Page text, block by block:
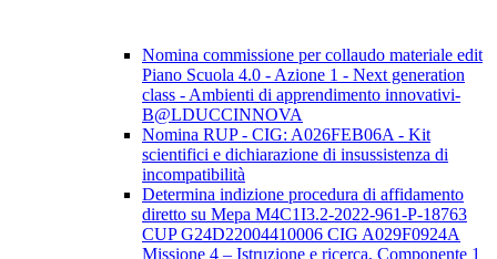
Nomina commissione per collaudo materiale edit
Piano Scuola 4.0 - Azione 1 - Next generation
class - Ambienti di apprendimento innovativi-
B@LDUCCINNOVA
Nomina RUP - CIG: A026FEB06A - Kit
scientifici e dichiarazione di insussistenza di
incompatibilità
Determina indizione procedura di affidamento
diretto su Mepa M4C1I3.2-2022-961-P-18763
CUP G24D22004410006 CIG A029F0924A
Missione 4 – Istruzione e ricerca, Componente 1